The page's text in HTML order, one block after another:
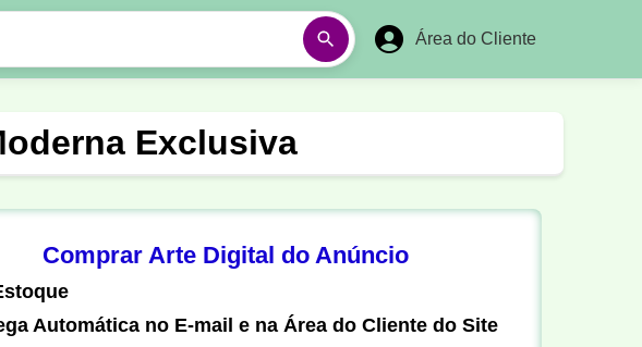
Área do Cliente
Vôlei Futebol Amador Pesca
Geografia História Matemática
Exclusiva
Comprar Arte Digital do Anúncio
Automática no E-mail e na Área do Cliente do Site